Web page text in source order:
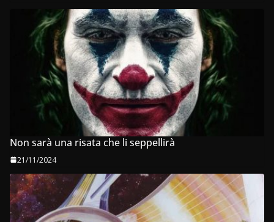
Non sarà una risata che li seppellirà
21/11/2024